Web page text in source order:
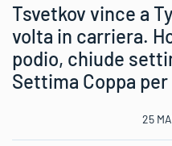
Tsvetkov vince a
volta in carriera.
podio, chiude
Settima Coppa
25